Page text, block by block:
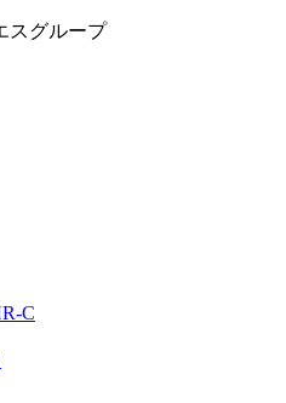
スグループ
C